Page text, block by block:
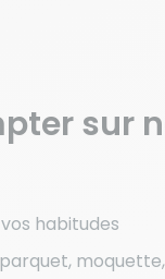
sur
habitudes